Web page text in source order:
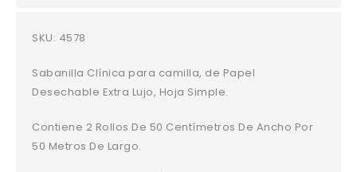
SKU: 4578
Sabanilla Clínica para camilla, de Papel
Desechable Extra Lujo, Hoja Simple.
Contiene 2 Rollos De 50 Centímetros De Ancho Por
50 Metros De Largo.